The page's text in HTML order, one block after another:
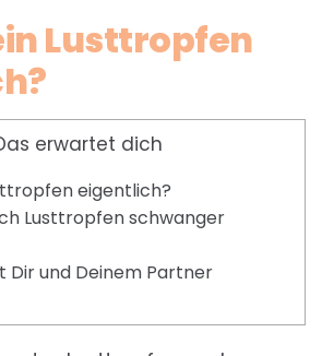
Lusttropfen
erwartet dich
eigentlich?
Lusttropfen schwanger
Dir und Deinem Partner